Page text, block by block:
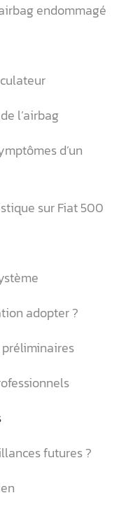
endommagé
l’airbag
d’un
sur Fiat 500
adopter ?
préliminaires
futures ?